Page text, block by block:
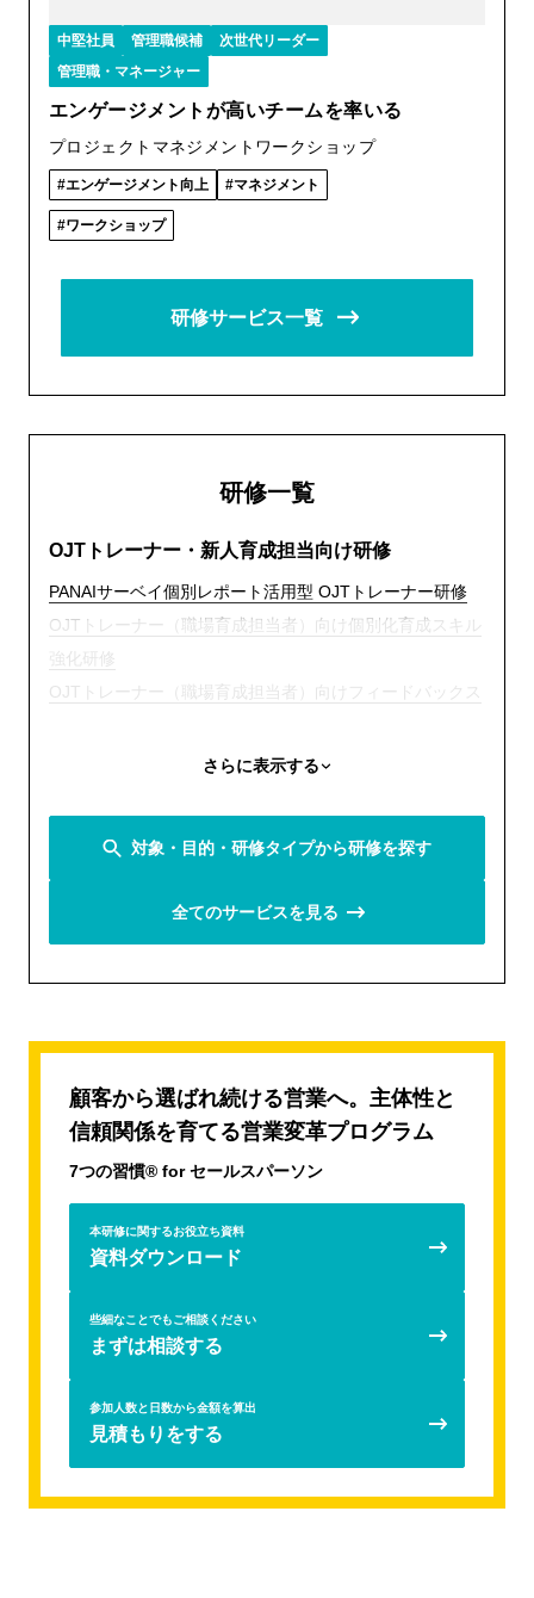
中堅社員 管理職候補
次世代リーダー
管理職・マネージャー
エンゲージメントが高いチームを率いる
プロジェクトマネジメントワークショップ
エンゲージメント向上 マネジメント
ワークショップ
研修サービス一覧
研修一覧
OJTトレーナー・新人育成担当向け研修
PANAIサーベイ個別レポート活用型 OJTトレーナー研修
OJTトレーナー（職場育成担当者）向け個別化育成スキル
強化研修
OJTトレーナー（職場育成担当者）向けフィードバックス
新入社員のエンゲージメントを高める職場育成へ OJTト
AIリテラシー向上研修新人・若手向けビジネスマナー研修
若手社員向けコミュニケーション研修
若手社員向けジョブクラフティング研修
ビジネスマインドシミュレーションAccela
新入社員フォローアップ研修
トランジションサポートモデルの新人フォローアップ（新
人フォローアップ研修）
てるための3ヶ年育成
若手社員向け研修
AI時代のクリティカルシンキング研修
7つの習慣® for セールスパーソン
さらに表示する
対象・目的・研修タイプから研修を探す
全てのサービスを見る
顧客から選ばれ続ける営業へ。主体性と
信頼関係を育てる営業変革プログラム
7つの習慣® for セールスパーソン
本研修に関するお役立ち資料
資料ダウンロード
些細なことでもご相談ください
まずは相談する
参加人数と日数から金額を算出
見積もりをする